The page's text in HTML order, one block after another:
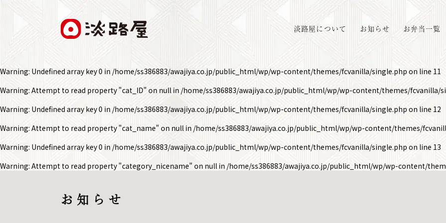
淡路屋について お知らせ お弁当一覧
Warning: Undefined array key 0 in /home/ss386883/awajiya.co.jp/public_html/wp/wp-content/themes/fcvanilla/single.php on line 11
Warning: Attempt to read property "cat_ID" on null in /home/ss386883/awajiya.co.jp/public_html/wp/wp-content/themes/fcvanilla/
Warning: Undefined array key 0 in /home/ss386883/awajiya.co.jp/public_html/wp/wp-content/themes/fcvanilla/single.php on line 12
Warning: Attempt to read property "cat_name" on null in /home/ss386883/awajiya.co.jp/public_html/wp/wp-content/themes/
Warning: Undefined array key 0 in /home/ss386883/awajiya.co.jp/public_html/wp/wp-content/themes/fcvanilla/single.php on line 13
Warning: Attempt to read property "category_nicename" on null in /home/ss386883/awajiya.co.jp/public_html/wp/wp-content/
お 知 ら せ